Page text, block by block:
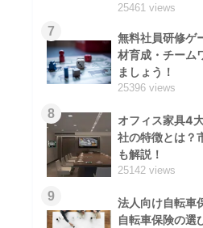
25461 views
7
無料社員研修ゲ
材育成・チーム
ましょう！
25396 views
8
オフィス家具4
社の特徴とは？
も解説！
25142 views
9
法人向け自転車
自転車保険の選